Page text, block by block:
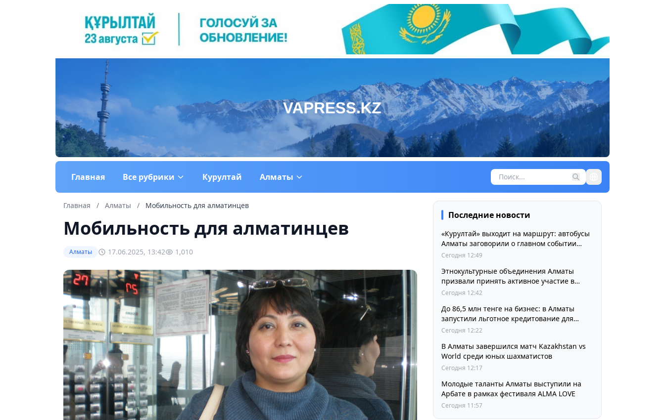
Главная Все рубрики Курултай Алматы
Главная / Алматы / Мобильность для алматинцев
Мобильность для алматинцев
Алматы 17.06.2025, 13:42 1,010
Последние новости
«Курултай» выходит на маршрут: автобусы
Алматы заговорили о главном событии
августа
Сегодня 12:49
Этнокультурные объединения Алматы
призвали принять активное участие в
выборах
Сегодня 12:42
До 86,5 млн тенге на бизнес: в Алматы
запустили льготное кредитование для
предпринимателей
Сегодня 12:22
В Алматы завершился матч Kazakhstan vs
World среди юных шахматистов
Сегодня 12:17
Молодые таланты Алматы выступили на
Арбате в рамках фестиваля ALMA LOVE
Сегодня 11:57